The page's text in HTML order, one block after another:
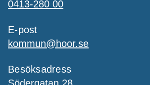
0413-280 00
E-post
kommun@hoor.se
Besöksadress